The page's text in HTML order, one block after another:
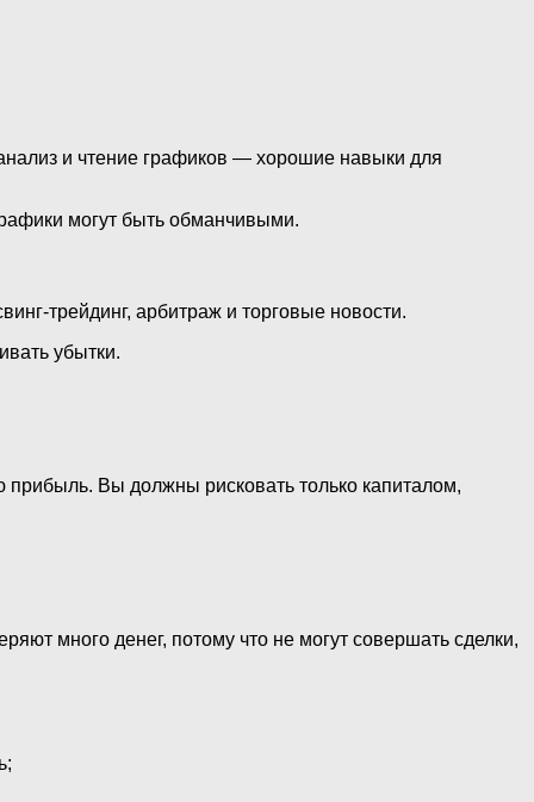
и чтение графиков — хорошие навыки для
могут быть обманчивыми.
трейдинг, арбитраж и торговые новости.
убытки.
прибыль. Вы должны рисковать только капиталом,
много денег, потому что не могут совершать сделки,